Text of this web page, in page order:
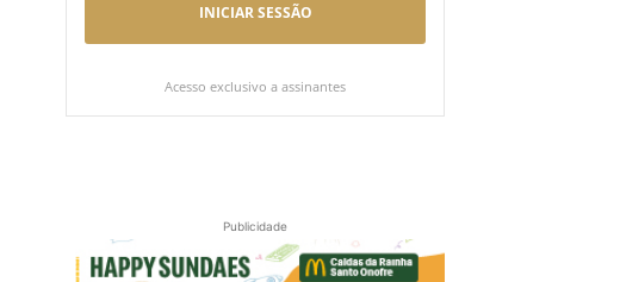
INICIAR SESSÃO
Acesso exclusivo a assinantes
Publicidade